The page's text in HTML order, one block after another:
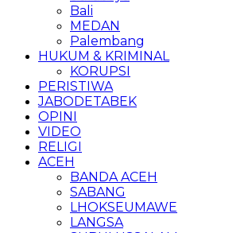
Bali
MEDAN
Palembang
HUKUM & KRIMINAL
KORUPSI
PERISTIWA
JABODETABEK
OPINI
VIDEO
RELIGI
ACEH
BANDA ACEH
SABANG
LHOKSEUMAWE
LANGSA